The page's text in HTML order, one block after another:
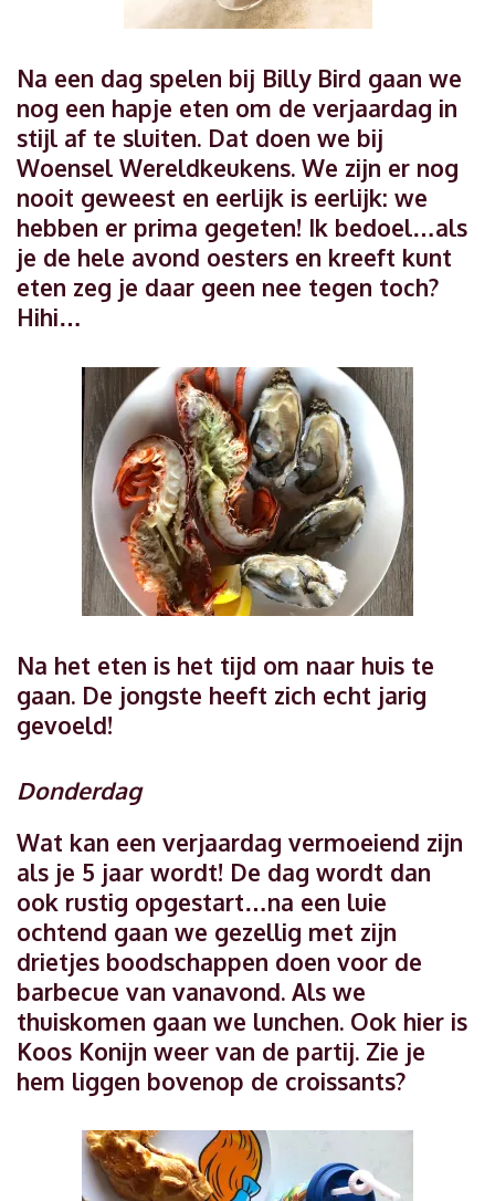
Na een dag spelen bij Billy Bird gaan we
nog een hapje eten om de verjaardag in
stijl af te sluiten. Dat doen we bij
Woensel Wereldkeukens. We zijn er nog
nooit geweest en eerlijk is eerlijk: we
hebben er prima gegeten! Ik bedoel…als
je de hele avond oesters en kreeft kunt
eten zeg je daar geen nee tegen toch?
Hihi…
Na het eten is het tijd om naar huis te
gaan. De jongste heeft zich echt jarig
gevoeld!
Donderdag
Wat kan een verjaardag vermoeiend zijn
als je 5 jaar wordt! De dag wordt dan
ook rustig opgestart…na een luie
ochtend gaan we gezellig met zijn
drietjes boodschappen doen voor de
barbecue van vanavond. Als we
thuiskomen gaan we lunchen. Ook hier is
Koos Konijn weer van de partij. Zie je
hem liggen bovenop de croissants?